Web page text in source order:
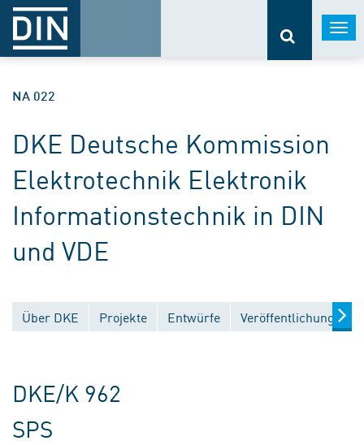
NA 022
DKE Deutsche Kommission
Elektrotechnik Elektronik
Informationstechnik in DIN
und VDE
Über DKE Projekte Entwürfe Veröffentlichungen
DKE/K 962
SPS